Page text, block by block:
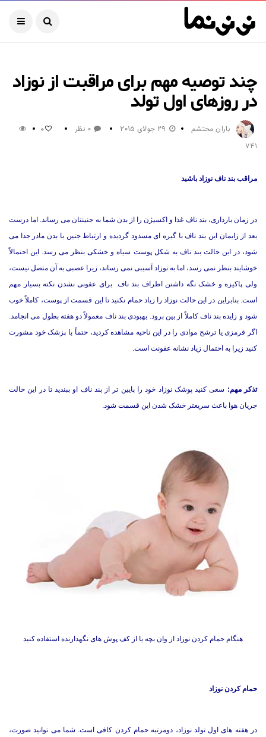
چند توصیه مهم برای مراقبت از نوزاد
در روزهای اول تولد
باران محتشم 29 جولای 2015 0 نظر 0
741
مراقب بند ناف نوزاد باشید
در زمان بارداری، بند ناف غذا و اکسیژن را از بدن شما به جنینتان می رساند. اما درست
بعد از زایمان این بند ناف با گیره ای مسدود گردیده و ارتباط جنین با بدن مادر جدا می
شود، در این حالت بند ناف به شکل پوست سیاه و خشکی بنظر می رسد. این احتمالاً
خوشایند بنظر نمی رسد، اما به نوزاد آسیبی نمی رساند، زیرا عصبی به آن متصل نیست،
ولی پاکیزه و خشک نگه داشتن اطراف بند ناف برای عفونی نشدن نکته بسیار مهم
است. بنابراین در این حالت نوزاد را زیاد حمام نکنید تا این قسمت از پوست، کاملاً خوب
شود و زایده بند ناف کاملاً از بین برود. بهبودی بند ناف معمولاً دو هفته بطول می انجامد.
اگر قرمزی یا ترشح موادی را در این ناحیه مشاهده کردید، حتماً با پزشک خود مشورت
کنید زیرا به احتمال زیاد نشانه عفونت است.
تذکر مهم: سعی کنید پوشک نوزاد خود را پایین تر از بند ناف او ببندید تا در این حالت
جریان هوا باعث سریعتر خشک شدن این قسمت شود.
هنگام حمام کردن نوزاد از وان بچه یا از کف پوش های نگهدارنده استفاده کنید
حمام کردن نوزاد
در هفته های اول تولد نوزاد، دومرتبه حمام کردن کافی است. شما می توانید صورت،